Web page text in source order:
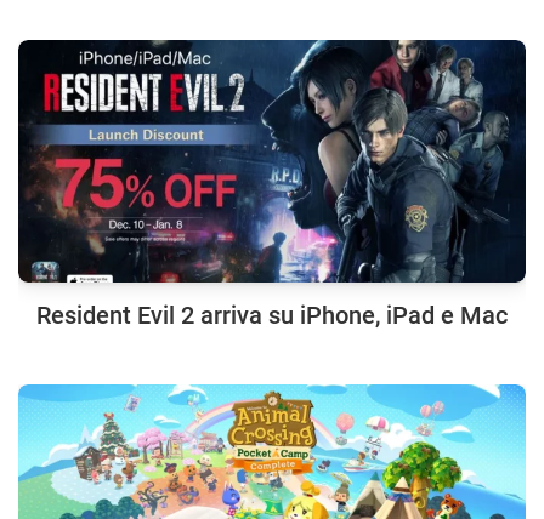
Resident Evil 2 arriva su iPhone, iPad e Mac